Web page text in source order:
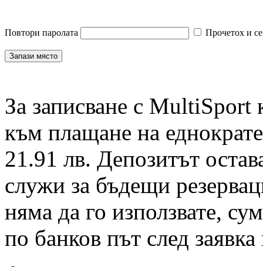
Повтори паролата Прочетох и
За записване с MultiSport
към плащане на
21.91 лв. Депозитът
служи за бъдещи
няма да го използвате,
по банков път след